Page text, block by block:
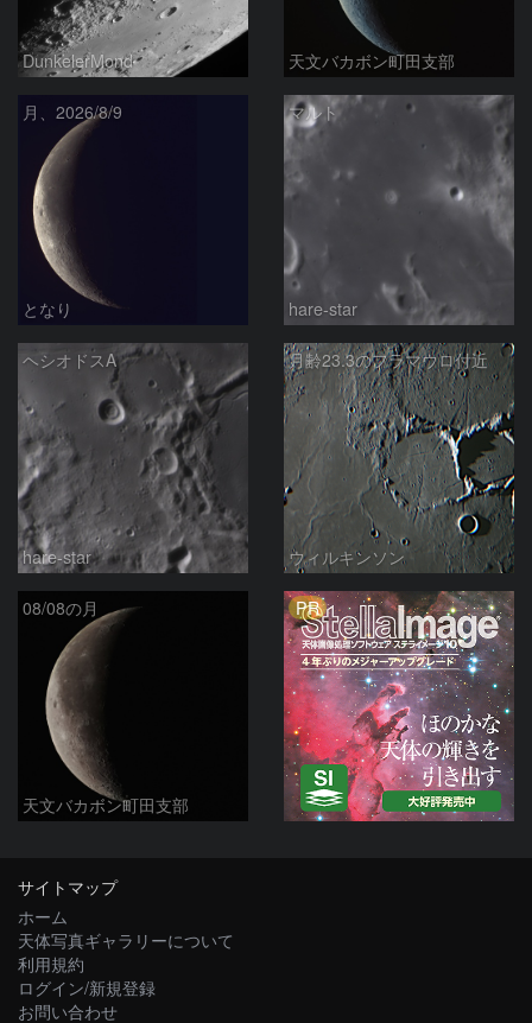
DunkelerMond 天文バカボン町田支部
月、2026/8/9
となり
マルト
hare-star
ヘシオドスA
hare-star
月齢23.3のフラマウロ付近
ウィルキンソン
08/08の月
天文バカボン町田支部
PR
サイトマップ
ホーム
天体写真ギャラリーについて
利用規約
ログイン/新規登録
お問い合わせ